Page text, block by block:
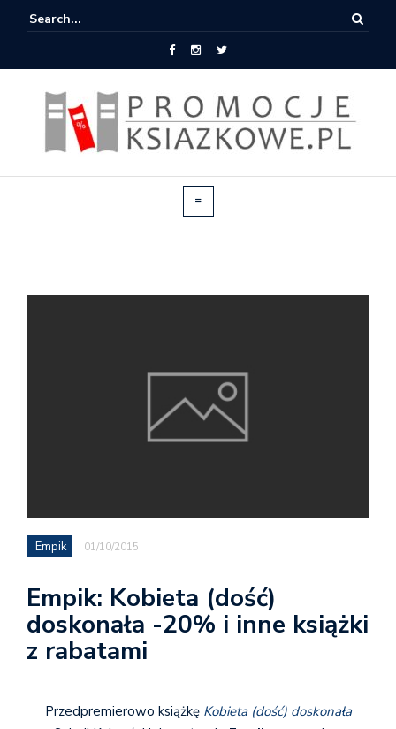
Empik 01/10/2015
Empik: Kobieta (dość)
doskonała -20% i inne książki
z rabatami
Przedpremierowo książkę Kobieta (dość) doskonała